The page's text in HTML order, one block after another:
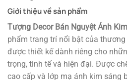
Giới thiệu về sản phẩm
Tượng Decor Bán Nguyệt Ánh
phẩm trang trí nổi bật của thương
được thiết kế dành riêng cho
trọng, tinh tế và hiện đại. Được
cao cấp và lớp mạ ánh kim sáng